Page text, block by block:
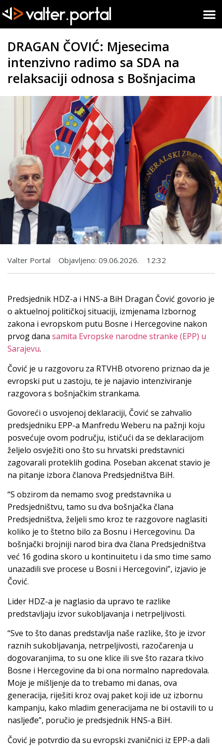
DRAGAN ČOVIĆ: Mjesecima
intenzivno radimo sa SDA na
relaksaciji odnosa s Bošnjacima
Valter Portal Objavljeno: 09.06.2026. 12:32
Predsjednik HDZ-a i HNS-a BiH Dragan Čović govorio je
o aktuelnoj političkoj situaciji, izmjenama Izbornog
zakona i evropskom putu Bosne i Hercegovine nakon
prvog dana samita Evropske narodne stranke (EPP) u
Sarajevu.
Čović je u razgovoru za RTVHB otvoreno priznao da je
evropski put u zastoju, te je najavio intenziviranje
razgovora s bošnjačkim strankama.
Govoreći o usvojenoj deklaraciji, Čović se zahvalio
predsjedniku EPP-a Manfredu Weberu na pažnji koju
posvećuje ovom području, ističući da se deklaracijom
željelo osvježiti ono što su hrvatski predstavnici
zagovarali proteklih godina. Poseban akcenat stavio je
na pitanje izbora članova Predsjedništva BiH.
“S obzirom da nemamo svog predstavnika u
Predsjedništvu, tamo su dva bošnjačka člana
Predsjedništva, željeli smo kroz te razgovore naglasiti
koliko je to štetno bilo za Bosnu i Hercegovinu. Da
bošnjački brojniji narod bira dva člana Predsjedništva
već 16 godina skoro u kontinuitetu i da smo time samo
unazadili sve procese u Bosni i Hercegovini”, izjavio je
Čović.
Lider HDZ-a je naglasio da upravo te razlike
predstavljaju izvor sukobljavanja i netrpeljivosti.
“Sve to što danas predstavlja naše razlike, što je izvor
raznih sukobljavanja, netrpeljivosti, razočarenja u
dogovaranjima, to su one klice ili sve što razara tkivo
Bosne i Hercegovine da bi ona normalno napredovala.
Moje je mišljenje da to trebamo mi danas, ova
generacija, riješiti kroz ovaj paket koji ide uz izbornu
kampanju, kako mladim generacijama ne bi ostavili to u
nasljeđe”, poručio je predsjednik HNS-a BiH.
Čović je potvrdio da su evropski zvaničnici iz EPP-a dali